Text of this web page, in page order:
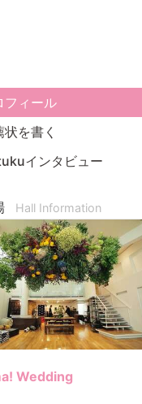
フィール
状を書く
インタビュー
Hall Information
Wedding